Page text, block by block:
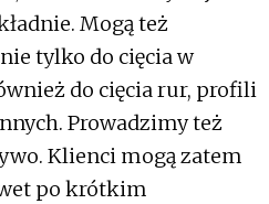
Mogą też
tylko do cięcia w
do cięcia rur, profili
Prowadzimy też
Klienci mogą zatem
po krótkim